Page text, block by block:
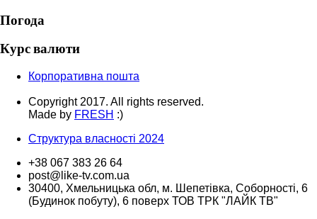
Погода
Курс валюти
Корпоративна пошта
Copyright 2017. All rights reserved.
Made by FRESH :)
Структура власності 2024
+38 067 383 26 64
post@like-tv.com.ua
30400, Хмельницька обл, м. Шепетівка, Соборності, 6
(Будинок побуту), 6 поверх ТОВ ТРК "ЛАЙК ТВ"